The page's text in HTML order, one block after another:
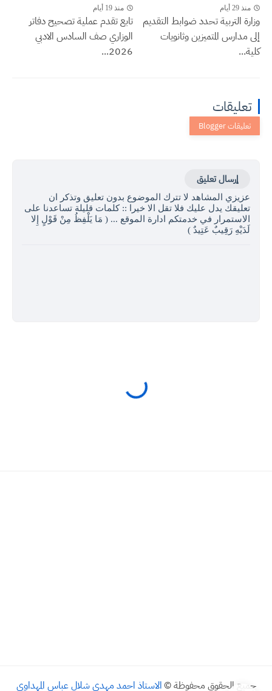
منذ 29 أيام
وزارة التربية تحدد ضوابط التقديم
إلى مدارس المتميزين وثانويات
كلية...
منذ 19 أيام
تابع تقدم عملية تصحيح دفاتر
الوزاري صف السادس الادبي
2026...
تعليقات
إرسال تعليق
عزيزي المشاهد لا تترك الموضوع بدون تعليق وتذكر ان
تعليقك يدل عليك فلا تقل الا خيرا :: كلمات قليلة تساعدنا على
الاستمرار في خدمتكم ادارة الموقع ... ( مَا يَلْفِظُ مِنْ قَوْلٍ إِلا
لَدَيْهِ رَقِيبٌ عَتِيدٌ )
جميع الحقوق محفوظة © الاستاذ احمد مهدي شلال عباس المهداوي